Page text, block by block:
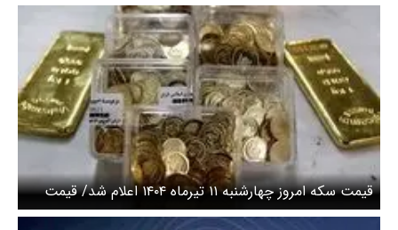
قیمت سکه امروز چهارشنبه ۱۱ تیرماه ۱۴۰۴ اعلام شد/ قیمت
سکه امامی امروز چند؟